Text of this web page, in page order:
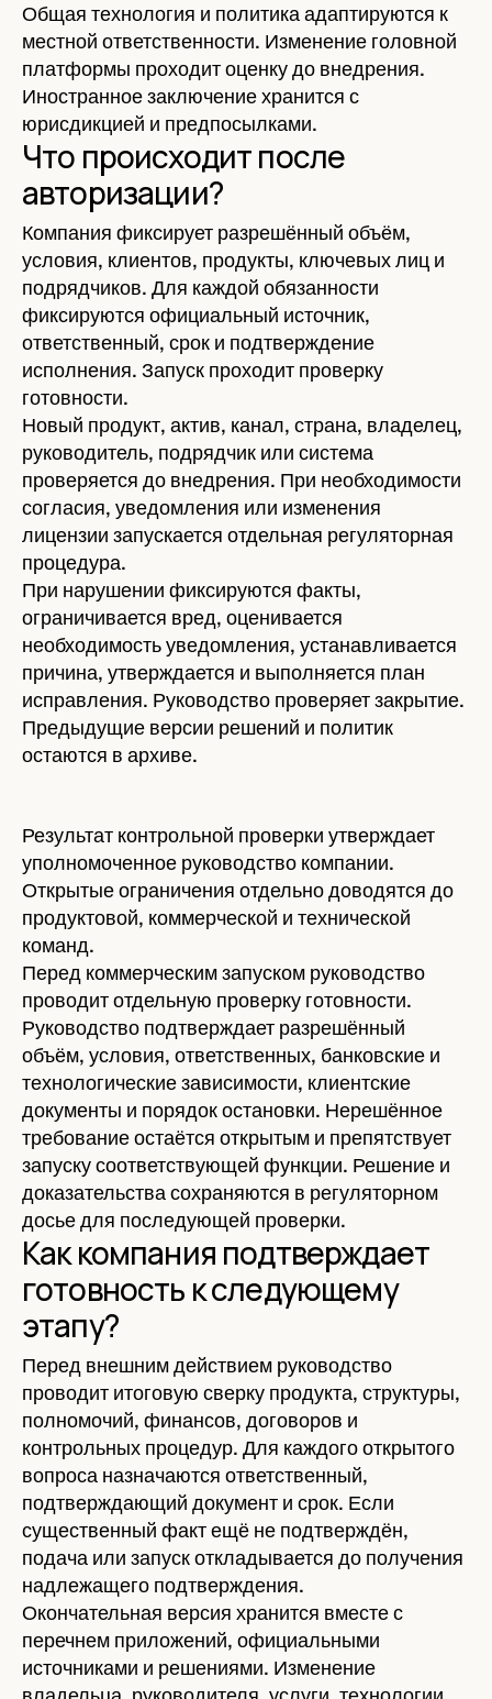
Общая технология и политика адаптируются к
местной ответственности. Изменение головной
платформы проходит оценку до внедрения.
Иностранное заключение хранится с
юрисдикцией и предпосылками.
Что происходит после
авторизации?
Компания фиксирует разрешённый объём,
условия, клиентов, продукты, ключевых лиц и
подрядчиков. Для каждой обязанности
фиксируются официальный источник,
ответственный, срок и подтверждение
исполнения. Запуск проходит проверку
готовности.
Новый продукт, актив, канал, страна, владелец,
руководитель, подрядчик или система
проверяется до внедрения. При необходимости
согласия, уведомления или изменения
лицензии запускается отдельная регуляторная
процедура.
При нарушении фиксируются факты,
ограничивается вред, оценивается
необходимость уведомления, устанавливается
причина, утверждается и выполняется план
исправления. Руководство проверяет закрытие.
Предыдущие версии решений и политик
остаются в архиве.
Результат контрольной проверки утверждает
уполномоченное руководство компании.
Открытые ограничения отдельно доводятся до
продуктовой, коммерческой и технической
команд.
Перед коммерческим запуском руководство
проводит отдельную проверку готовности.
Руководство подтверждает разрешённый
объём, условия, ответственных, банковские и
технологические зависимости, клиентские
документы и порядок остановки. Нерешённое
требование остаётся открытым и препятствует
запуску соответствующей функции. Решение и
доказательства сохраняются в регуляторном
досье для последующей проверки.
Как компания подтверждает
готовность к следующему
этапу?
Перед внешним действием руководство
проводит итоговую сверку продукта, структуры,
полномочий, финансов, договоров и
контрольных процедур. Для каждого открытого
вопроса назначаются ответственный,
подтверждающий документ и срок. Если
существенный факт ещё не подтверждён,
подача или запуск откладывается до получения
надлежащего подтверждения.
Окончательная версия хранится вместе с
перечнем приложений, официальными
источниками и решениями. Изменение